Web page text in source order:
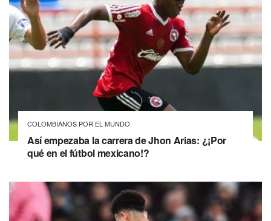
COLOMBIANOS POR EL MUNDO
Así empezaba la carrera de Jhon Arias: ¿¡Por
qué en el fútbol mexicano!?